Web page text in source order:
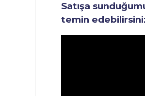
Satışa
temin